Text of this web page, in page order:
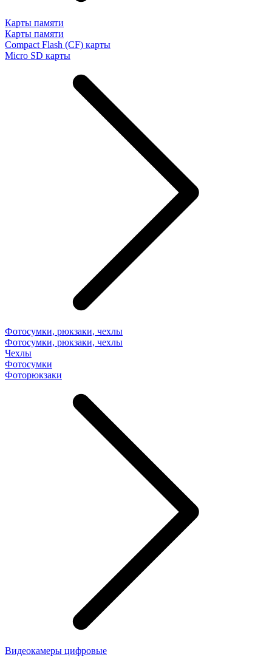
Карты памяти
Карты памяти
Compact Flash (CF) карты
Micro SD карты
Фотосумки, рюкзаки, чехлы
Фотосумки, рюкзаки, чехлы
Чехлы
Фотосумки
Фоторюкзаки
Видеокамеры цифровые